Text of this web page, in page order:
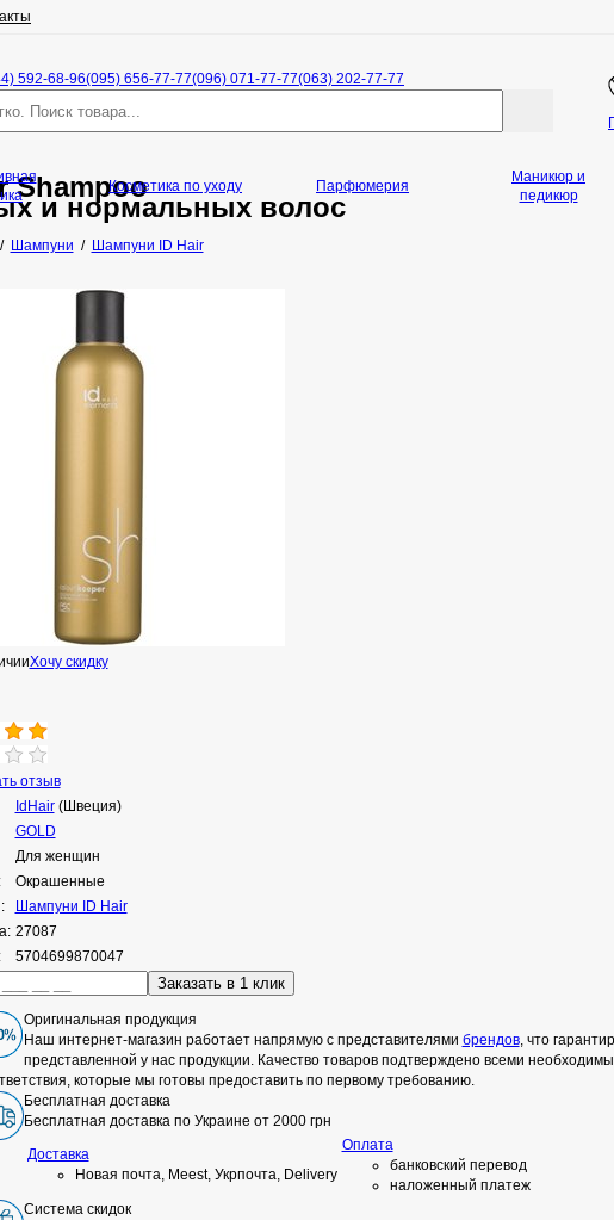
592-68-96(095) 656-77-77(096) 071-77-77(063) 202-77-77
Shampoo
и нормальных волос
/ Шампуни / Шампуни ID Hair
Хочу скидку
отзыв
IdHair(Швеция)
GOLD
Для женщин
Окрашенные
Шампуни ID Hair
27087
5704699870047
Оригинальная продукция
Наш интернет-магазин работает напрямую с представителями брендов, что
представленной у нас продукции. Качество товаров подтверждено всеми
которые мы готовы предоставить по первому требованию.
Бесплатная доставка
Бесплатная доставка по Украине от 2000 грн
Доставка
Новая почта, Meest, Укрпочта, Delivery
Оплата
банковский перевод
наложенный платеж
Система скидок
Косметика по уходу Парфюмерия
Маникюр и
педикюр